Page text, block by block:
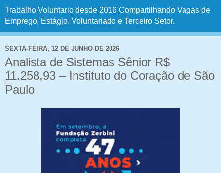
Trabalho Voluntario desde 2016 Compartilhando Vagas de
Emprego, Estágio, Voluntariado e Terceiro Setor.
SEXTA-FEIRA, 12 DE JUNHO DE 2026
Analista de Sistemas Sênior R$
11.258,93 – Instituto do Coração de São
Paulo